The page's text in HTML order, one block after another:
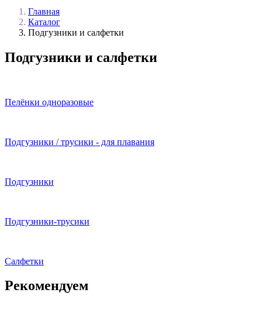
Главная
Каталог
Подгузники и салфетки
Подгузники и салфетки
Пелёнки одноразовые
Подгузники / трусики - для плавания
Подгузники
Подгузники-трусики
Салфетки
Рекомендуем